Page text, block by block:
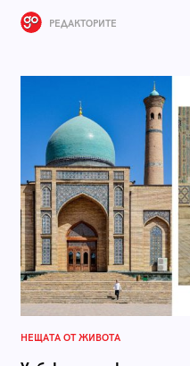
РЕДАКТОРИТЕ
НЕЩАТА ОТ ЖИВОТА